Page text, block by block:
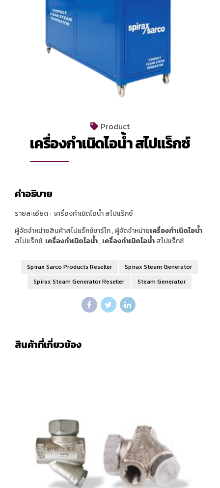
Product
เครื่องกำเนิดไอน้ำ สไปแร็กซ์
คำอธิบาย
รายละเอียด : เครื่องกำเนิดไอน้ำ สไปแร็กซ์
ผู้จัดจำหน่ายสินค้าสไปแร๊กซ์ซาร์โก , ผู้จัดจำหน่ายเครื่องกำเนิดไอน้ำ
สไปแร็กซ์,เครื่องกำเนิดไอน้ำ,เครื่องกำเนิดไอน้ำสไปแร็กซ์
Spirax Sarco Products Reseller
Spirax Steam Generator
Spirax Steam Generator Reseller
Steam Generator
สินค้าที่เกี่ยวข้อง